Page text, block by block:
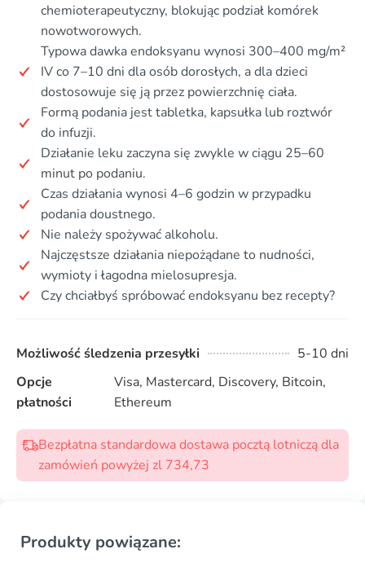
chemioterapeutyczny, blokując podział komórek
nowotworowych.
Typowa dawka endoksyanu wynosi 300–400 mg/m²
IV co 7–10 dni dla osób dorosłych, a dla dzieci
dostosowuje się ją przez powierzchnię ciała.
Formą podania jest tabletka, kapsułka lub roztwór
do infuzji.
Działanie leku zaczyna się zwykle w ciągu 25–60
minut po podaniu.
Czas działania wynosi 4–6 godzin w przypadku
podania doustnego.
Nie należy spożywać alkoholu.
Najczęstsze działania niepożądane to nudności,
wymioty i łagodna mielosupresja.
Czy chciałbyś spróbować endoksyanu bez recepty?
Możliwość śledzenia przesyłki
5-10 dni
Opcje
płatności
Visa, Mastercard, Discovery, Bitcoin,
Ethereum
Bezpłatna standardowa dostawa pocztą lotniczą dla
zamówień powyżej zl 734,73
Produkty powiązane: